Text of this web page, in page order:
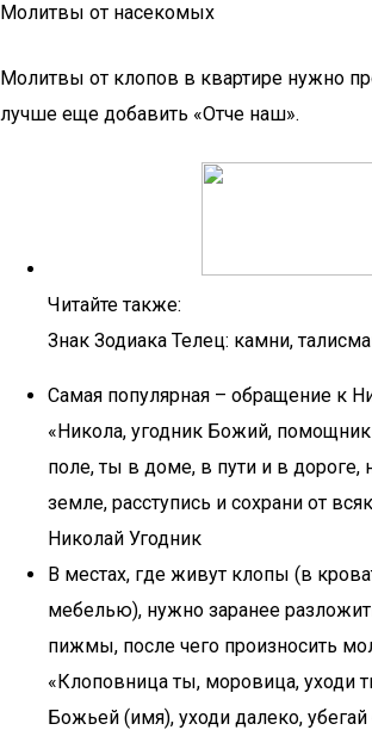
Молитвы от насекомых
Молитвы от клопов в квартире нужно
лучше еще добавить «Отче наш».
Читайте также:
Знак Зодиака Телец: камни,
Самая популярная – обращение к
«Никола, угодник Божий,
поле, ты в доме, в пути и в дороге,
земле, расступись и сохрани от
Николай Угодник
В местах, где живут клопы (в
мебелью), нужно заранее
пижмы, после чего произносить
«Клоповница ты, моровица, уходи
Божьей (имя), уходи далеко, убегай